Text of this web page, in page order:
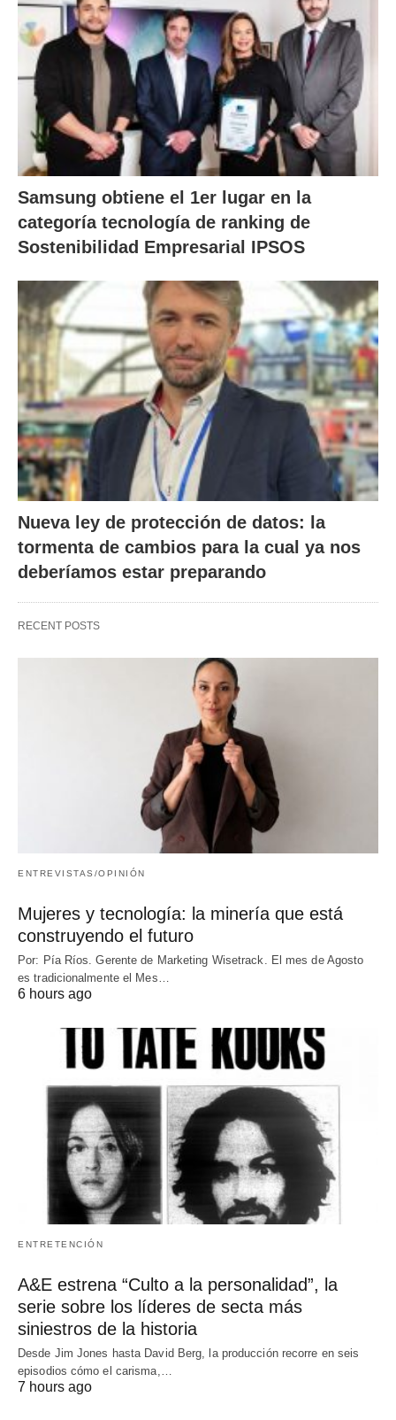
Samsung obtiene el 1er lugar en la
categoría tecnología de ranking de
Sostenibilidad Empresarial IPSOS
Nueva ley de protección de datos: la
tormenta de cambios para la cual ya nos
deberíamos estar preparando
RECENT POSTS
ENTREVISTAS/OPINIÓN
Mujeres y tecnología: la minería que está
construyendo el futuro
Por: Pía Ríos. Gerente de Marketing Wisetrack. El mes de Agosto
es tradicionalmente el Mes…
6 hours ago
ENTRETENCIÓN
A&E estrena “Culto a la personalidad”, la
serie sobre los líderes de secta más
siniestros de la historia
Desde Jim Jones hasta David Berg, la producción recorre en seis
episodios cómo el carisma,…
7 hours ago